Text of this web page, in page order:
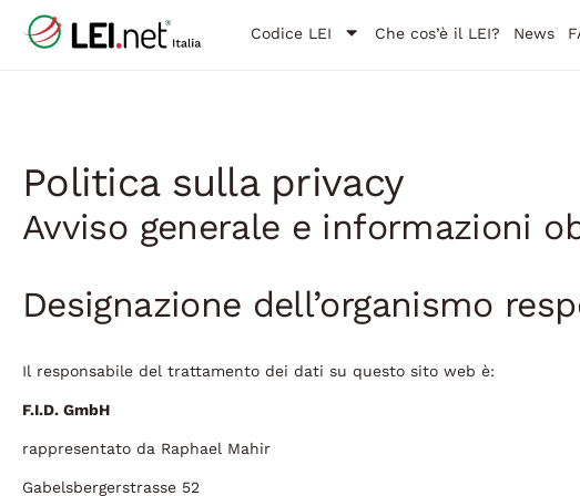
Codice LEI Che cos’è il LEI? News
Politica sulla privacy
Avviso generale e informazioni
Designazione dell’organismo
Il responsabile del trattamento dei dati su questo sito web è:
F.I.D. GmbH
rappresentato da Raphael Mahir
Gabelsbergerstrasse 52